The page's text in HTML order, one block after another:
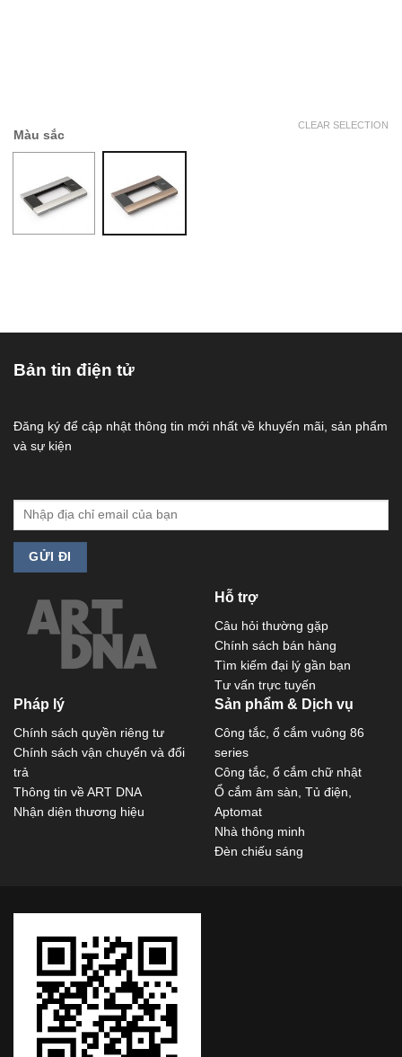
Màu sắc
CLEAR SELECTION
Bản tin điện tử
Đăng ký để cập nhật thông tin mới nhất về khuyến mãi, sản phẩm
và sự kiện
Hỗ trợ
Câu hỏi thường gặp
Chính sách bán hàng
Tìm kiếm đại lý gần bạn
Tư vấn trực tuyến
Pháp lý
Chính sách quyền riêng tư
Chính sách vận chuyển và đổi
trả
Thông tin về ART DNA
Nhận diện thương hiệu
Sản phẩm & Dịch vụ
Công tắc, ổ cắm vuông 86
series
Công tắc, ổ cắm chữ nhật
Ổ cắm âm sàn, Tủ điện,
Aptomat
Nhà thông minh
Đèn chiếu sáng